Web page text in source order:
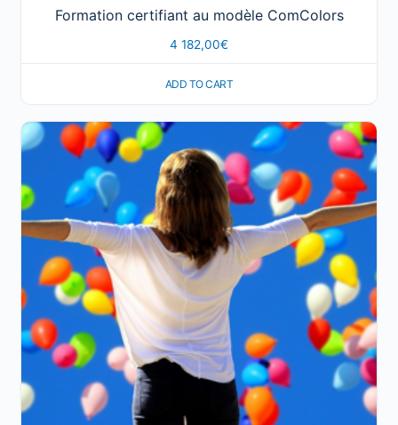
Formation certifiant au modèle ComColors
4 182,00€
ADD TO CART